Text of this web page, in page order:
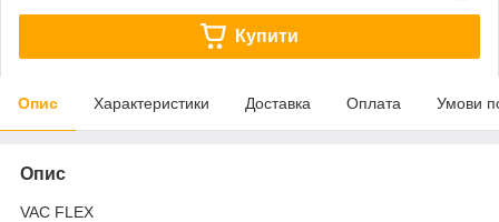
Купити
Опис Характеристики Доставка Оплата Умови
Опис
VAC FLEX